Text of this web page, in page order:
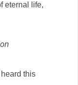
eternal life,
this